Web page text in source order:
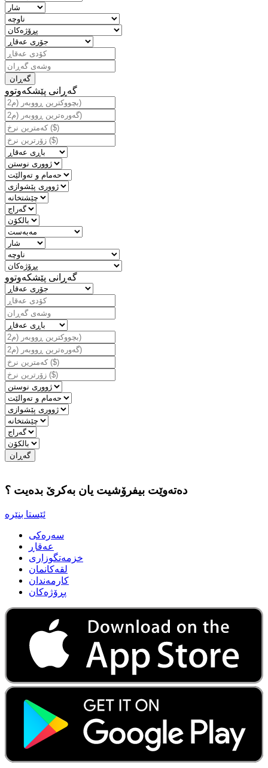
گه‌ڕانی پێشكه‌وتوو
گه‌ڕانی پێشكه‌وتوو
دەتەوێت بیفرۆشیت یان بەكرێ بدەیت ؟
سه‌ره‌کی
عه‌قاڕ
خزمه‌تگوزاری
لقه‌كانمان
كارمه‌ندان
پڕۆژه‌كان